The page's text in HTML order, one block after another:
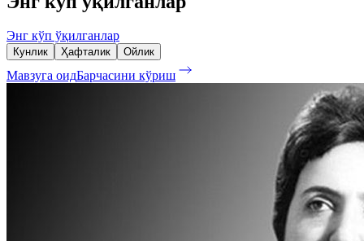
Энг кўп ўқилганлар
Кунлик Ҳафталик Ойлик
Мавзуга оидБарчасини кўриш